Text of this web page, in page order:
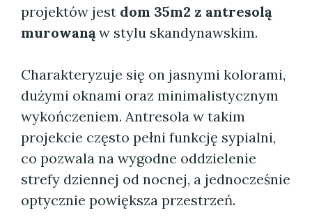
projektów jest dom 35m2 z antresolą
murowanąw stylu skandynawskim.
Charakteryzuje się on jasnymi kolorami,
dużymi oknami oraz minimalistycznym
wykończeniem. Antresola w takim
projekcie często pełni funkcję sypialni,
co pozwala na wygodne oddzielenie
strefy dziennej od nocnej, a jednocześnie
optycznie powiększa przestrzeń.